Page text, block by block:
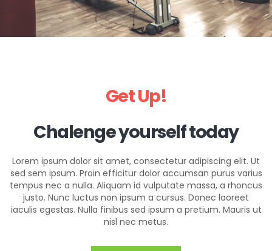
Get Up!
Chalenge yourself today
Lorem ipsum dolor sit amet, consectetur adipiscing elit. Ut
sed sem ipsum. Proin efficitur dolor accumsan purus varius
tempus nec a nulla. Aliquam id vulputate massa, a rhoncus
justo. Nunc luctus non ipsum a cursus. Donec laoreet
iaculis egestas. Nulla finibus sed ipsum a pretium. Mauris ut
nisl nec metus.